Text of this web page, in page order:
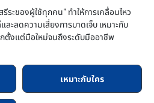
ระของผู้ใช้ทุกคน” ทำให้การเคลื่อนไหว
ละลดความเสี่ยงการบาดเจ็บ เหมาะกับ
ตั้งแต่มือใหม่จนถึงระดับมืออาชีพ
เหมาะกับใคร